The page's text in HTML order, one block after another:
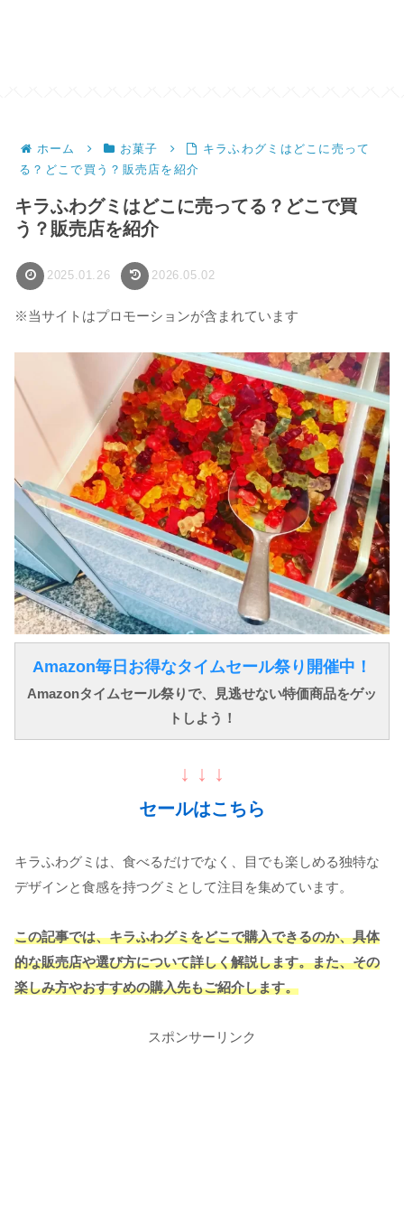
ホーム お菓子
キラふわグミはどこに売って
る？どこで買う？販売店を紹介
キラふわグミはどこに売ってる？どこで買
う？販売店を紹介
2025.01.26 2026.05.02
※当サイトはプロモーションが含まれています
Amazon毎日お得なタイムセール祭り開催中！
Amazonタイムセール祭りで、見逃せない特価商品をゲッ
トしよう！
↓ ↓ ↓
セールはこちら
キラふわグミは、食べるだけでなく、目でも楽しめる独特な
デザインと食感を持つグミとして注目を集めています。
この記事では、キラふわグミをどこで購入できるのか、具体
的な販売店や選び方について詳しく解説します。また、その
楽しみ方やおすすめの購入先もご紹介します。
スポンサーリンク